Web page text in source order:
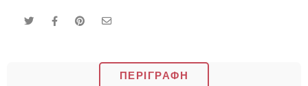
ΠΕΡΙΓΡΑΦΉ